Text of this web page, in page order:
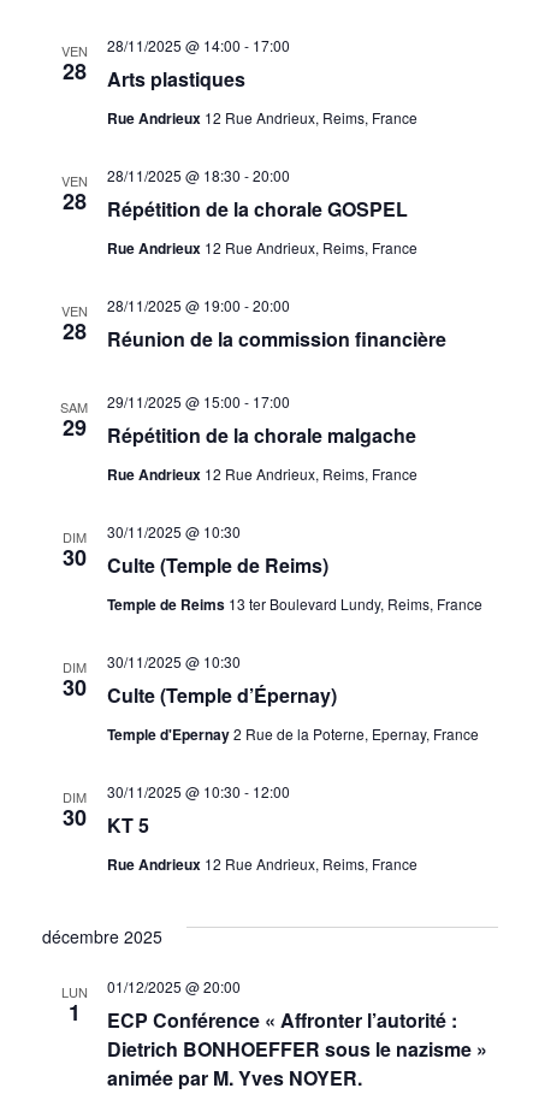
VEN
28 Arts plastiques
28/11/2025 @ 14:00 - 17:00
Rue Andrieux 12 Rue Andrieux, Reims, France
VEN
28 Répétition de la chorale GOSPEL
28/11/2025 @ 18:30 -20:00
Rue Andrieux 12 Rue Andrieux, Reims, France
VEN
28 Réunion de la commission financière
28/11/2025 @ 19:00 -20:00
SAM
29 Répétition de la chorale malgache
29/11/2025 @ 15:00 - 17:00
Rue Andrieux 12 Rue Andrieux, Reims, France
DIM
30 Culte (Temple de Reims)
30/11/2025 @ 10:30
Temple de Reims 13 ter Boulevard Lundy, Reims, France
DIM
30 Culte (Temple d’Épernay)
30/11/2025 @ 10:30
Temple d'Epernay2 Rue de la Poterne, Epernay, France
DIM
30 KT 5
30/11/2025 @ 10:30 - 12:00
Rue Andrieux 12 Rue Andrieux, Reims, France
décembre 2025
LUN
1
ECP Conférence « Affronter l’autorité :
Dietrich BONHOEFFER sous le nazisme »
animée par M. Yves NOYER.
01/12/2025 @ 20:00